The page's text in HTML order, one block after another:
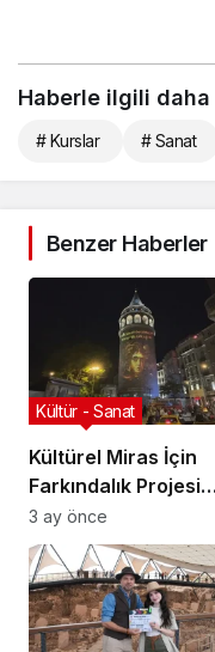
Haberle ilgili daha
# Kurslar # Sanat
Benzer Haberler
Kültürel Miras İçin
Farkındalık Projesi
Başlıyor
Kültür - Sanat
3 ay önce